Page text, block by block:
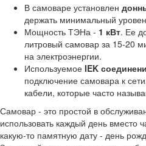
В самоваре установлен
держать минимальный
Мощность ТЭНа - 1 кВт. Ее
литровый самовар за 15-20
на электроэнергии.
Используемое IEK
подключение самовара к
кабели, которые часто
Самовар - это простой в
использовать каждый день вместо
какую-то памятную дату - день